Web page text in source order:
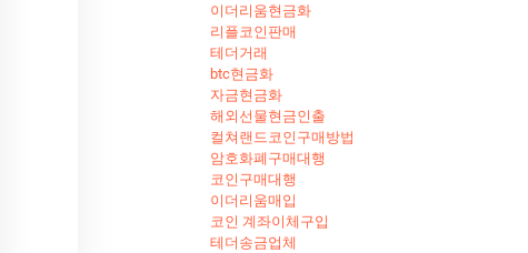
이더리움현금화
리플코인판매
테더거래
btc현금화
자금현금화
해외선물현금인출
컬쳐랜드코인구매방법
암호화폐구매대행
코인구매대행
이더리움매입
코인 계좌이체구입
테더송금업체